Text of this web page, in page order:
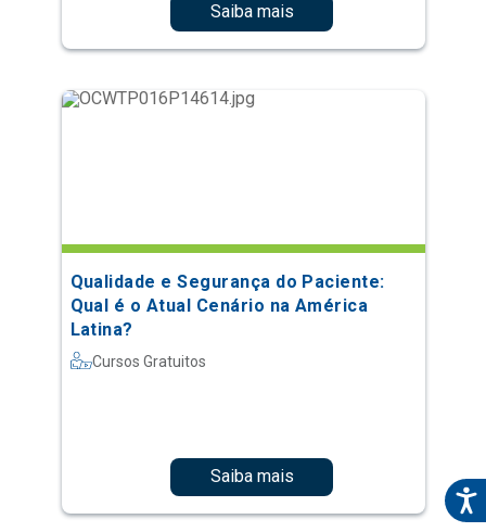
Saiba mais
Qualidade e Segurança do Paciente:
Qual é o Atual Cenário na América
Latina?
Cursos Gratuitos
Saiba mais